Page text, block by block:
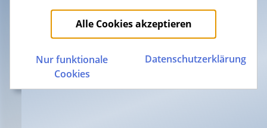
Alle Cookies akzeptieren
Nur funktionale
Cookies
Datenschutz­erklärung
evm Kundenzentrum
Schlossstr. 42, 56068 Koblenz
0261 20 16 22 22